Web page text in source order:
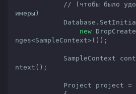
// (чтобы было
имеры)
new
nges<SampleContext>());
SampleContext
ntext();
            Project project =